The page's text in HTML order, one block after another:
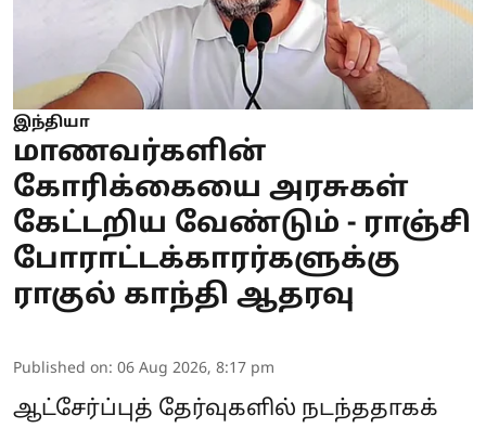
இந்தியா
மாணவர்களின்
கோரிக்கையை அரசுகள்
கேட்டறிய வேண்டும் - ராஞ்சி
போராட்டக்காரர்களுக்கு
ராகுல் காந்தி ஆதரவு
Published on: 06 Aug 2026, 8:17 pm
ஆட்சேர்ப்புத் தேர்வுகளில் நடந்ததாகக்